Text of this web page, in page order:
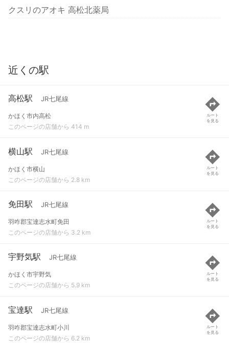
クスリのアオキ 高松北薬局
近くの駅
高松駅 JR七尾線
かほく市内高松
このページの店舗から 414 m
ルート
を見る
横山駅 JR七尾線
かほく市横山
このページの店舗から 2.8 km
ルート
を見る
免田駅 JR七尾線
羽咋郡宝達志水町免田
このページの店舗から 3.2 km
ルート
を見る
宇野気駅 JR七尾線
かほく市宇野気
このページの店舗から 5.9 km
ルート
を見る
宝達駅 JR七尾線
羽咋郡宝達志水町小川
このページの店舗から 6.2 km
ルート
を見る